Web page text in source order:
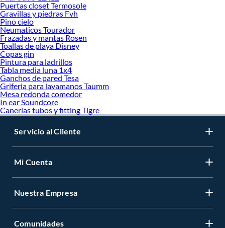
Puertas closet Termosole
Gravillas y piedras Fvh
Pino cielo
Neumaticos Tourador
Frazadas y mantas Rosen
Toallas de playa Disney
Copas gin
Pintura para ladrillos
Tabla media luna 1x4
Ganchos de pared Tesa
Griferia para lavamanos Taumm
Mesa redonda comedor
In ear Soundcore
Canerias tubos y fitting Tigre
Servicio al Cliente
Mi Cuenta
Nuestra Empresa
Comunidades